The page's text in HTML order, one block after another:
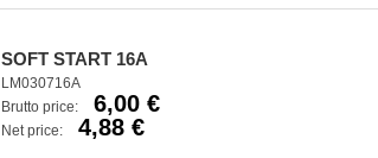
SOFT START 16A
LM030716A
Brutto price:
6,00 €
Net price: 4,88 €